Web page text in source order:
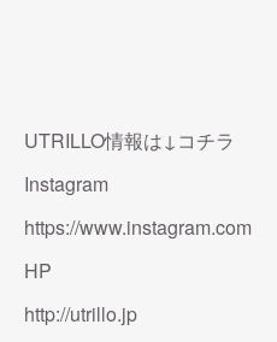
UTRILLO情報は↓コチラ
Instagram
https://www.instagram.com
HP
http://utrillo.jp